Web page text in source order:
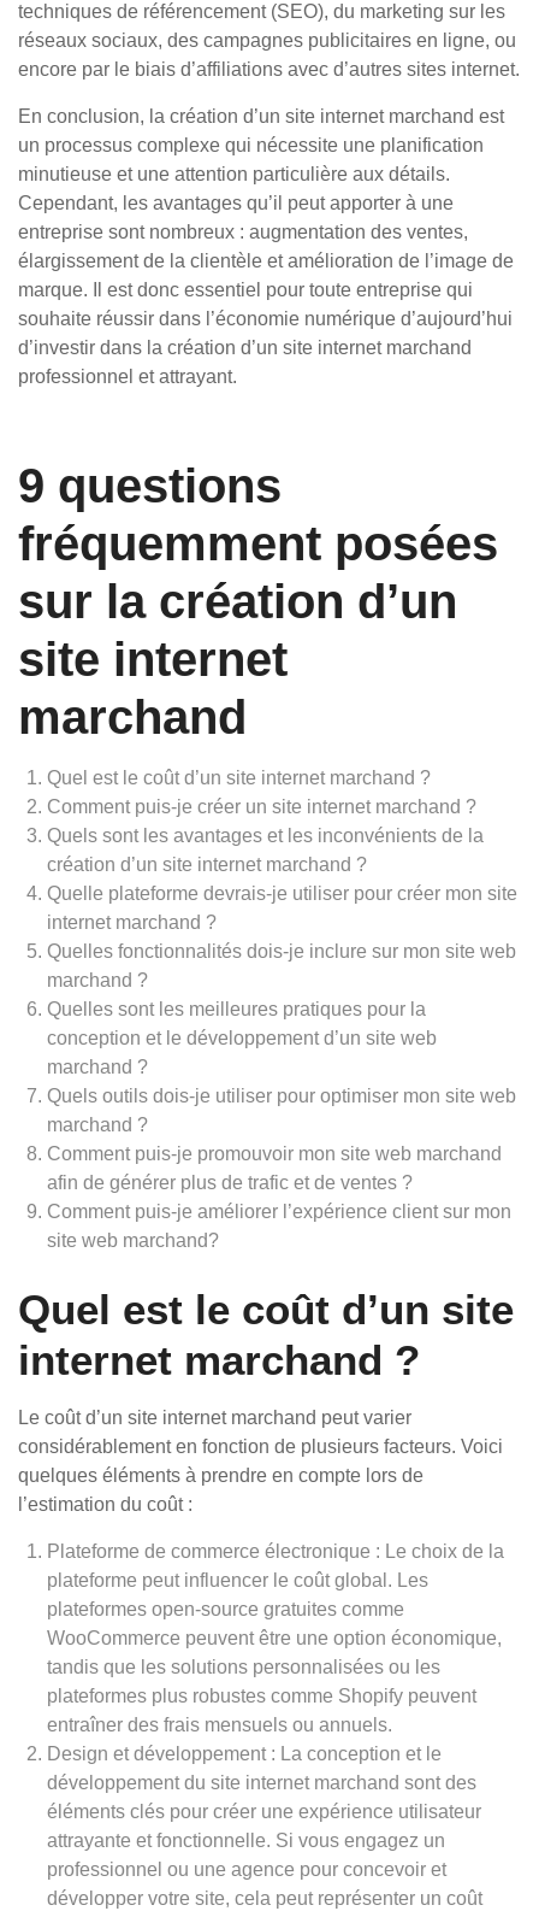
techniques de référencement (SEO), du marketing sur les
réseaux sociaux, des campagnes publicitaires en ligne, ou
encore par le biais d’affiliations avec d’autres sites internet.
En conclusion, la création d’un site internet marchand est
un processus complexe qui nécessite une planification
minutieuse et une attention particulière aux détails.
Cependant, les avantages qu’il peut apporter à une
entreprise sont nombreux : augmentation des ventes,
élargissement de la clientèle et amélioration de l’image de
marque. Il est donc essentiel pour toute entreprise qui
souhaite réussir dans l’économie numérique d’aujourd’hui
d’investir dans la création d’un site internet marchand
professionnel et attrayant.
9 questions
fréquemment posées
sur la création d’un
site internet
marchand
Quel est le coût d’un site internet marchand ?
Comment puis-je créer un site internet marchand ?
Quels sont les avantages et les inconvénients de la
création d’un site internet marchand ?
Quelle plateforme devrais-je utiliser pour créer mon site
internet marchand ?
Quelles fonctionnalités dois-je inclure sur mon site web
marchand ?
Quelles sont les meilleures pratiques pour la
conception et le développement d’un site web
marchand ?
Quels outils dois-je utiliser pour optimiser mon site web
marchand ?
Comment puis-je promouvoir mon site web marchand
afin de générer plus de trafic et de ventes ?
Comment puis-je améliorer l’expérience client sur mon
site web marchand?
Quel est le coût d’un site
internet marchand ?
Le coût d’un site internet marchand peut varier
considérablement en fonction de plusieurs facteurs. Voici
quelques éléments à prendre en compte lors de
l’estimation du coût :
Plateforme de commerce électronique : Le choix de la
plateforme peut influencer le coût global. Les
plateformes open-source gratuites comme
WooCommerce peuvent être une option économique,
tandis que les solutions personnalisées ou les
plateformes plus robustes comme Shopify peuvent
entraîner des frais mensuels ou annuels.
Design et développement : La conception et le
développement du site internet marchand sont des
éléments clés pour créer une expérience utilisateur
attrayante et fonctionnelle. Si vous engagez un
professionnel ou une agence pour concevoir et
développer votre site, cela peut représenter un coût